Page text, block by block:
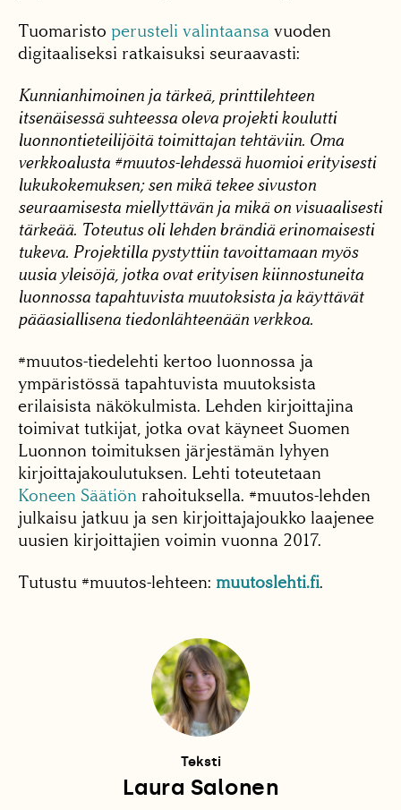
Tuomaristo perusteli valintaansa vuoden
digitaaliseksi ratkaisuksi seuraavasti:
Kunnianhimoinen ja tärkeä, printtilehteen
itsenäisessä suhteessa oleva projekti koulutti
luonnontieteilijöitä toimittajan tehtäviin. Oma
verkkoalusta #muutos-lehdessä huomioi erityisesti
lukukokemuksen; sen mikä tekee sivuston
seuraamisesta miellyttävän ja mikä on visuaalisesti
tärkeää. Toteutus oli lehden brändiä erinomaisesti
tukeva. Projektilla pystyttiin tavoittamaan myös
uusia yleisöjä, jotka ovat erityisen kiinnostuneita
luonnossa tapahtuvista muutoksista ja käyttävät
pääasiallisena tiedonlähteenään verkkoa.
#muutos-tiedelehti kertoo luonnossa ja
ympäristössä tapahtuvista muutoksista
erilaisista näkökulmista. Lehden kirjoittajina
toimivat tutkijat, jotka ovat käyneet Suomen
Luonnon toimituksen järjestämän lyhyen
kirjoittajakoulutuksen. Lehti toteutetaan
Koneen Säätiön rahoituksella. #muutos-lehden
julkaisu jatkuu ja sen kirjoittajajoukko laajenee
uusien kirjoittajien voimin vuonna 2017.
Tutustu #muutos-lehteen: muutoslehti.fi.
Teksti
Laura Salonen